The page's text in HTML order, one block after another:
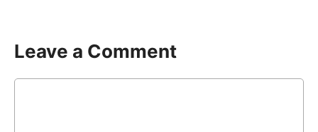
Leave a Comment
Comment